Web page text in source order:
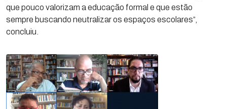
que pouco valorizam a educação formal e que estão
sempre buscando neutralizar os espaços escolares”,
concluiu.